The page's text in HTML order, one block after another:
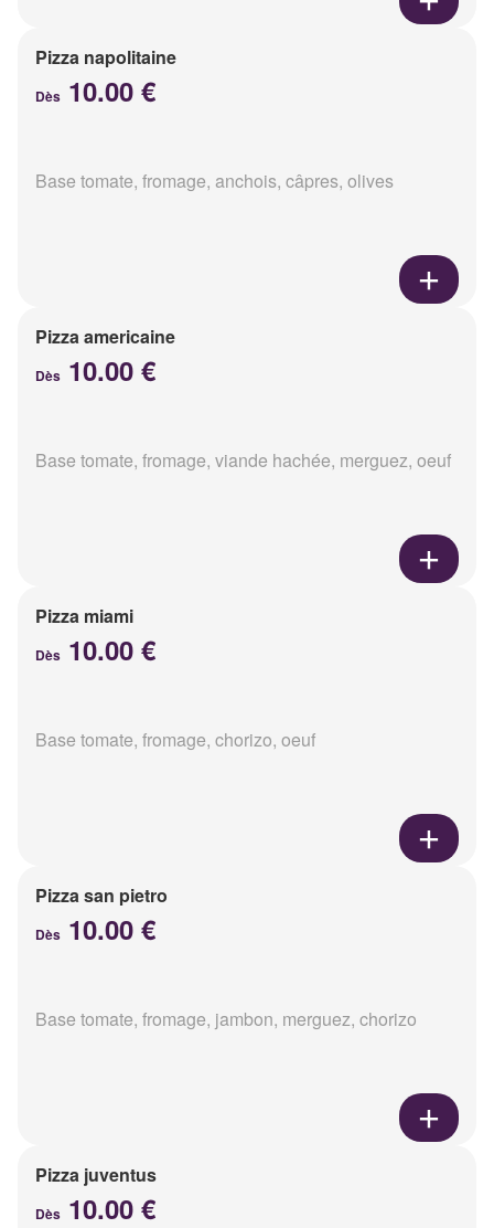
Pizza napolitaine
Dès 10.00 €
Base tomate, fromage, anchois, câpres, olives
Pizza americaine
Dès 10.00 €
Base tomate, fromage, viande hachée, merguez, oeuf
Pizza miami
Dès 10.00 €
Base tomate, fromage, chorizo, oeuf
Pizza san pietro
Dès 10.00 €
Base tomate, fromage, jambon, merguez, chorizo
Pizza juventus
Dès 10.00 €